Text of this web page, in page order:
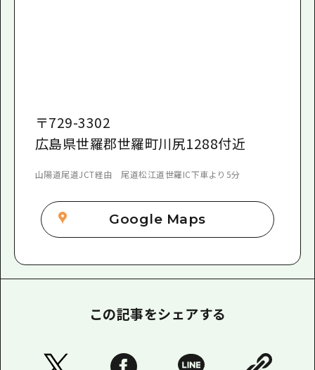
〒729-3302
広島県世羅郡世羅町川尻1288付近
山陽道尾道JCT経由 尾道松江道世羅IC下車より5分
Google Maps
この記事をシェアする